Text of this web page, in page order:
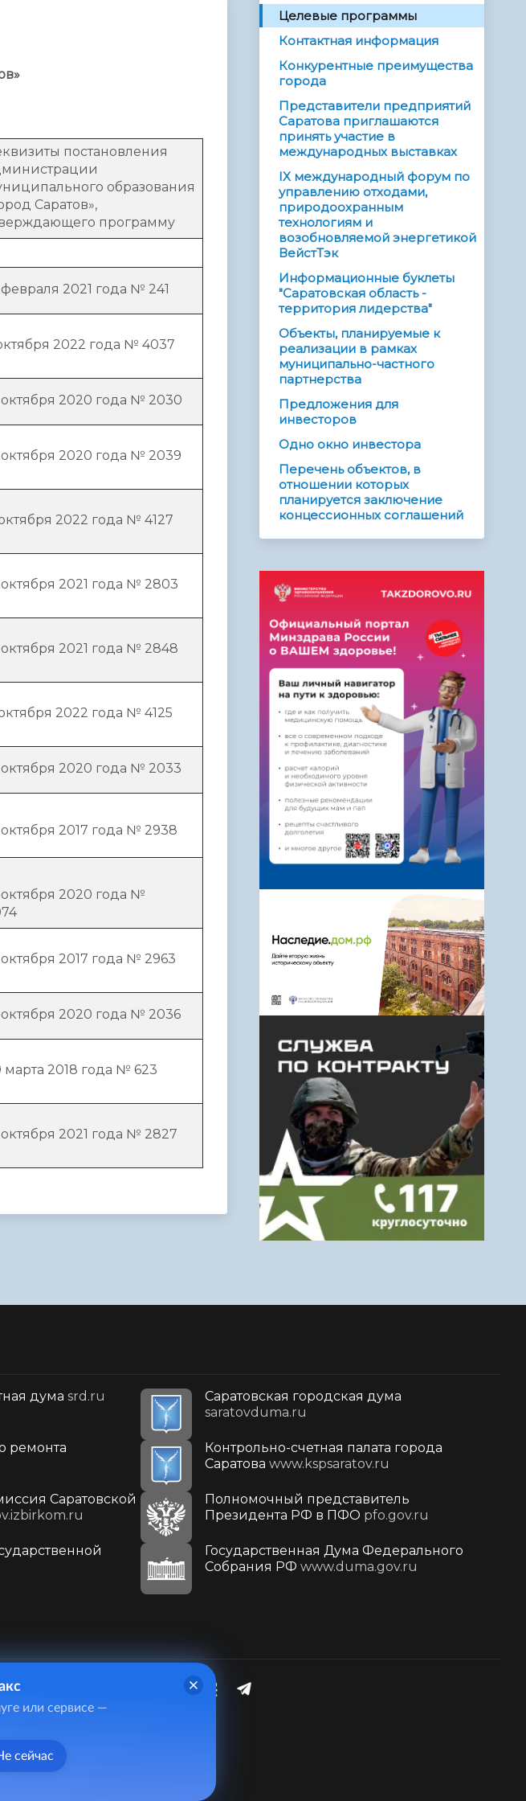
постановления
образования
Саратов»,
программу
февраля 2021 года № 241
2022 года № 4037
октября 2020 года № 2030
октября 2020 года № 2039
октября 2022 года № 4127
октября 2021 года № 2803
октября 2021 года № 2848
октября 2022 года № 4125
октября 2020 года № 2033
октября 2017 года № 2938
октября 2020 года №
октября 2017 года № 2963
октября 2020 года № 2036
марта 2018 года № 623
октября 2021 года № 2827
Целевые программы
Контактная информация
Конкурентные преимущества
города
Представители предприятий
Саратова приглашаются
принять участие в
международных выставках
IX международный форум по
управлению отходами,
природоохранным
технологиям и
возобновляемой энергетикой
ВейстТэк
Информационные буклеты
"Саратовская область -
территория лидерства"
Объекты, планируемые к
реализации в рамках
муниципально-частного
партнерства
Предложения для
инвесторов
Одно окно инвестора
Перечень объектов, в
отношении которых
планируется заключение
концессионных соглашений
дума srd.ru
Саратовская городская дума
saratovduma.ru
ремонта
Контрольно-счетная палата города
Саратова www.kspsaratov.ru
Саратовской
Полномочный представитель
Президента РФ в ПФО pfo.gov.ru
Государственная Дума Федерального
Собрания РФ www.duma.gov.ru
д. 78
или сервисе —
сейчас